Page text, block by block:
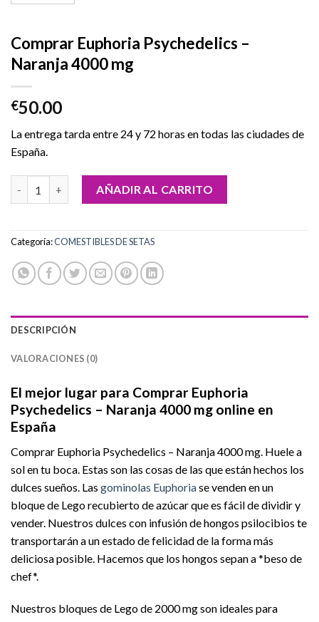
Comprar Euphoria Psychedelics –
Naranja 4000 mg
€50.00
La entrega tarda entre 24 y 72 horas en todas las ciudades de
España.
Comprar Euphoria Psychedelics – Naranja 4000 mg cantidad
AÑADIR AL CARRITO
Categoría:COMESTIBLES DE SETAS
DESCRIPCIÓN
VALORACIONES (0)
El mejor lugar para Comprar Euphoria
Psychedelics – Naranja 4000 mg online en
España
Comprar Euphoria Psychedelics – Naranja 4000 mg. Huele a
sol en tu boca. Estas son las cosas de las que están hechos los
dulces sueños. Las gominolas Euphoriase venden en un
bloque de Lego recubierto de azúcar que es fácil de dividir y
vender. Nuestros dulces con infusión de hongos psilocibios te
transportarán a un estado de felicidad de la forma más
deliciosa posible. Hacemos que los hongos sepan a *beso de
chef*.
Nuestros bloques de Lego de 2000 mg son ideales para